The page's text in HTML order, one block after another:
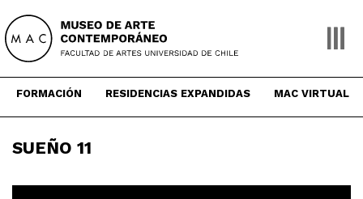
content
FORMACIÓN RESIDENCIAS EXPANDIDAS MAC VIRTUAL
SUEÑO 11